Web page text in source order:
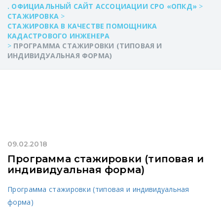
. ОФИЦИАЛЬНЫЙ САЙТ АССОЦИАЦИИ СРО «ОПКД» >
СТАЖИРОВКА >
СТАЖИРОВКА В КАЧЕСТВЕ ПОМОЩНИКА
КАДАСТРОВОГО ИНЖЕНЕРА
> ПРОГРАММА СТАЖИРОВКИ (ТИПОВАЯ И
ИНДИВИДУАЛЬНАЯ ФОРМА)
09.02.2018
Программа стажировки (типовая и
индивидуальная форма)
Программа стажировки (типовая и индивидуальная
форма)